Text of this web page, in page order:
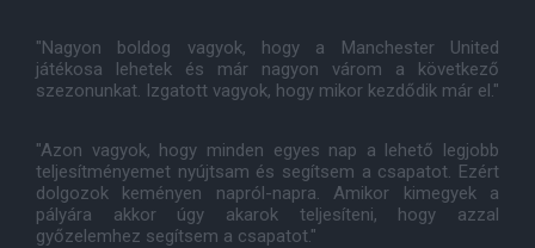
"Nagyon boldog vagyok, hogy a Manchester United
játékosa lehetek és már nagyon várom a következő
szezonunkat. Izgatott vagyok, hogy mikor kezdődik már el."
"Azon vagyok, hogy minden egyes nap a lehető legjobb
teljesítményemet nyújtsam és segítsem a csapatot. Ezért
dolgozok keményen napról-napra. Amikor kimegyek a
pályára akkor úgy akarok teljesíteni, hogy azzal
győzelemhez segítsem a csapatot."